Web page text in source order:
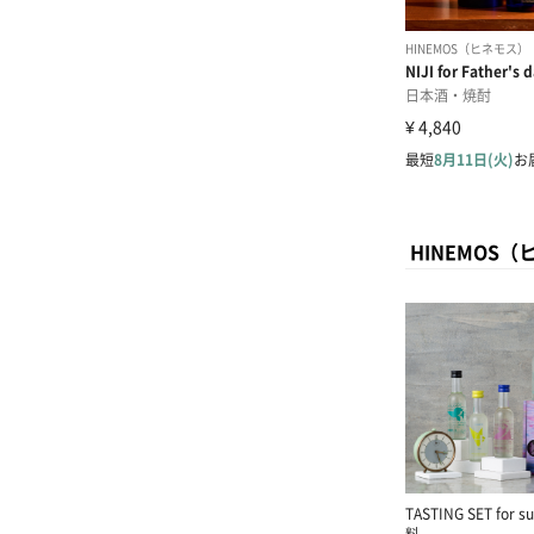
HINEMOS（
TASTING SET for